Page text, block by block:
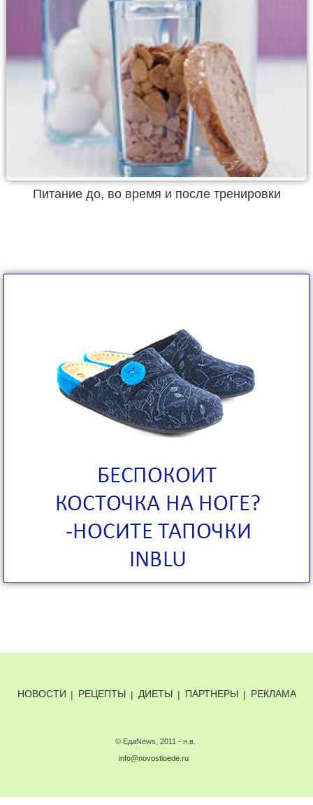
Питание до, во время и после тренировки
НОВОСТИ | РЕЦЕПТЫ | ДИЕТЫ | ПАРТНЕРЫ | РЕКЛАМА
© ЕдаNews, 2011 - н.в.
info@novostioede.ru